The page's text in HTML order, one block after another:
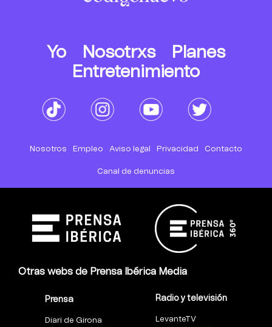
Yo Nosotrxs
Planes
Entretenimiento
Nosotros Empleo Aviso legal Privacidad Contacto
Canal de denuncias
Otras webs de Prensa Ibérica Media
Prensa
Diari de Girona
Radio y televisión
LevanteTV